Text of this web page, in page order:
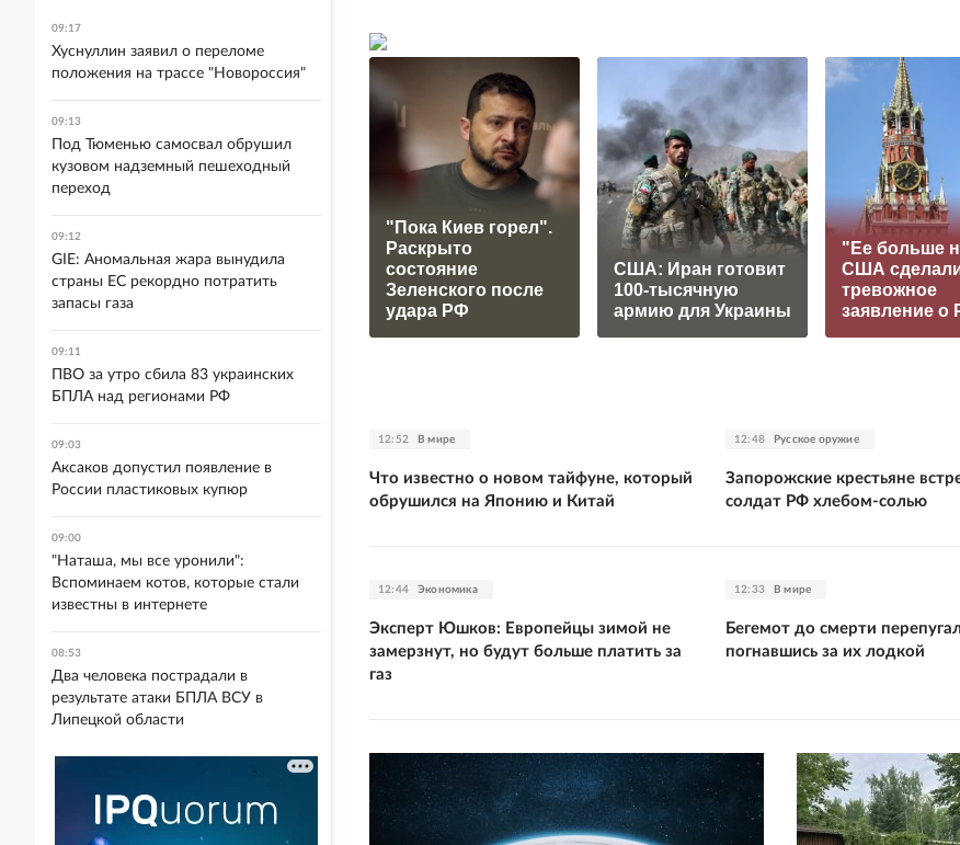
"Пока Киев горел".
Раскрыто
состояние
Зеленского после
удара РФ
США: Иран готовит
100-тысячную
армию для Украины
"Ее больше
США
тревожное
заявление о
12:52 В мире
Что известно о новом тайфуне, который
обрушился на Японию и Китай
12:48 Русское оружие
Запорожские крестьяне
солдат РФ хлебом-солью
12:44 Экономика
Эксперт Юшков: Европейцы зимой не
замерзнут, но будут больше платить за
газ
12:33 В мире
Бегемот до смерти
погнавшись за их лодкой
09:17
Хуснуллин заявил о переломе
положения на трассе "Новороссия"
09:13
Под Тюменью самосвал обрушил
кузовом надземный пешеходный
переход
09:12
GIE: Аномальная жара вынудила
страны ЕС рекордно потратить
запасы газа
09:11
ПВО за утро сбила 83 украинских
БПЛА над регионами РФ
09:03
Аксаков допустил появление в
России пластиковых купюр
09:00
"Наташа, мы все уронили":
Вспоминаем котов, которые стали
известны в интернете
08:53
Два человека пострадали в
результате атаки БПЛА ВСУ в
Липецкой области